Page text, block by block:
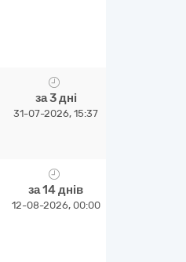
за 3 дні
31-07-2026, 15:37
за 14 днів
12-08-2026, 00:00